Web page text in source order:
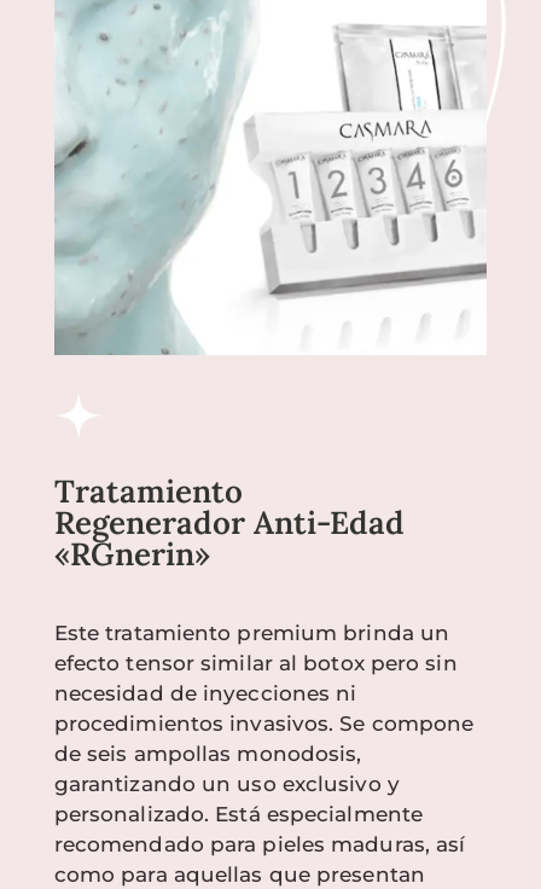
Tratamiento
Regenerador Anti-Edad
«RGnerin»
Este tratamiento premium brinda un
efecto tensor similar al botox pero sin
necesidad de inyecciones ni
procedimientos invasivos. Se compone
de seis ampollas monodosis,
garantizando un uso exclusivo y
personalizado. Está especialmente
recomendado para pieles maduras, así
como para aquellas que presentan